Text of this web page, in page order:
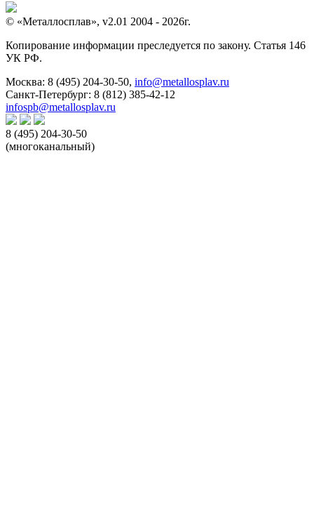
© «Металлосплав», v2.01 2004 - 2026г.
Копирование информации преследуется по закону. Статья 146
УК РФ.
Москва: 8 (495) 204-30-50, info@metallosplav.ru
Санкт-Петербург: 8 (812) 385-42-12
infospb@metallosplav.ru
8 (495) 204-30-50
(многоканальный)